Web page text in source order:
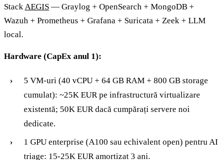
StackAEGIS — Graylog + OpenSearch + MongoDB +
Wazuh + Prometheus + Grafana + Suricata + Zeek + LLM
local.
Hardware (CapEx anul 1):
5 VM-uri (40 vCPU + 64 GB RAM + 800 GB storage
cumulat): ~25K EUR pe infrastructură virtualizare
existentă; 50K EUR dacă cumpărați servere noi
dedicate.
1 GPU enterprise (A100 sau echivalent open) pentru AI
triage: 15-25K EUR amortizat 3 ani.